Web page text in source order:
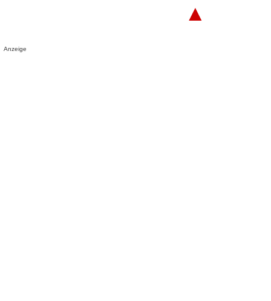
▲
Anzeige